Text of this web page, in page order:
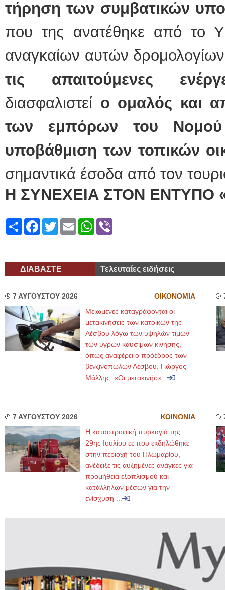
τήρηση των συμβατικών
που της ανατέθηκε από το
αναγκαίων αυτών
τις απαιτούμενες
διασφαλιστεί ο ομαλός και
των εμπόρων του
υποβάθμιση των τοπικών
σημαντικά έσοδα από τον
Η ΣΥΝΕΧΕΙΑ ΣΤΟΝ ΕΝΤΥΠΟ
ShareFacebook
TwitterEmailWhatsApp
ΔΙΑΒΑΣΤΕ Τελευταίες ειδήσεις
7 ΑΥΓΟΥΣΤΟΥ 2026 ΟΙΚΟΝΟΜΙΑ
Μειωμένες καταγράφονται οι
μετακινήσεις των κατοίκων της
Λέσβου λόγω των υψηλών τιμών
των υγρών καυσίμων κίνησης,
όπως αναφέρει ο πρόεδρος των
βενζινοπωλών Λέσβου, Γιώργος
Μάλλης. «Οι μετακινήσε...
7 ΑΥΓΟΥΣΤΟΥ 2026 ΚΟΙΝΩΝΙΑ
Η καταστροφική πυρκαγιά της
29ης Ιουλίου εε που εκδηλώθηκε
στην περιοχή του Πλωμαρίου,
ανέδειξε τις αυξημένες ανάγκες για
προμήθεια εξοπλισμού και
κατάλληλων μέσων για την
ενίσχυση ...